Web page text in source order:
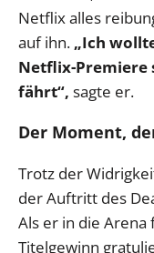
Netflix alles
auf ihn. „Ich
Netflix-Premiere
fährt“, sagte er.
Der Moment,
Trotz der
der Auftritt des
Als er in die Arena
Titelgewinn